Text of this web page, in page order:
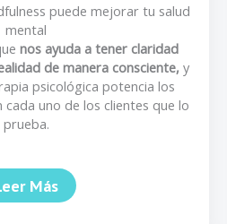
puede mejorar tu salud
mental
nos ayuda a tener claridad
de manera consciente, y
psicológica potencia los
uno de los clientes que lo
prueba.
Más